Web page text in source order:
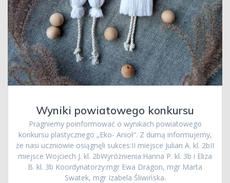
Wyniki powiatowego konkursu
Pragniemy poinformować o wynikach powiatowego
konkursu plastycznego „Eko- Anioł”. Z dumą informujemy,
że nasi uczniowie osiągnęli sukces:II miejsce Julian A. kl. 2bII
miejsce Wojciech J. kl. 2bWyróżnienia:Hanna P. kl. 3b i Eliza
B. kl. 3b Koordynatorzy:mgr Ewa Dragon, mgr Marta
Swatek, mgr Izabela Śliwińska.